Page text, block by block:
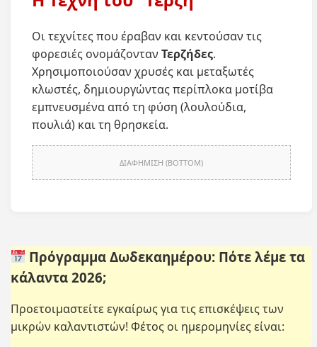
Οι τεχνίτες που έραβαν και κεντούσαν τις
φορεσιές ονομάζονταν Τερζήδες.
Χρησιμοποιούσαν χρυσές και μεταξωτές
κλωστές, δημιουργώντας περίπλοκα μοτίβα
εμπνευσμένα από τη φύση (λουλούδια,
πουλιά) και τη θρησκεία.
ΔΙΑΦΗΜΙΣΗ (BOTTOM)
Πρόγραμμα Δωδεκαημέρου: Πότε λέμε τα
κάλαντα 2026;
Προετοιμαστείτε εγκαίρως για τις επισκέψεις των
μικρών καλαντιστών! Φέτος οι ημερομηνίες είναι: